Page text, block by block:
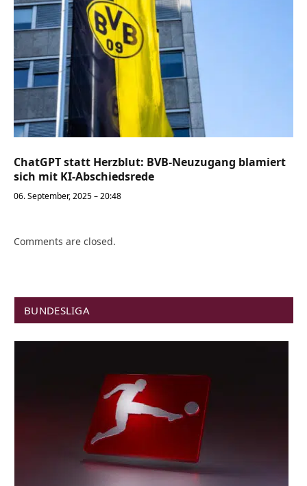
ChatGPT statt Herzblut: BVB-Neuzugang blamiert
sich mit KI-Abschiedsrede
06. September, 2025 – 20:48
Comments are closed.
BUNDESLIGA